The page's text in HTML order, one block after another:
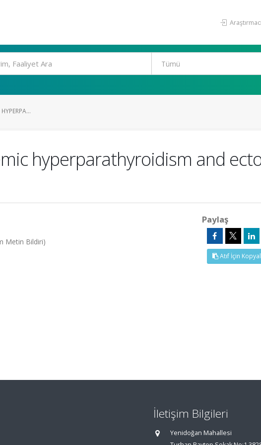
hyperparathyroidism and
Metin Bildiri)
Paylaş
Atıf İçin
İletişim Bilgileri
Yenidoğan Mahallesi